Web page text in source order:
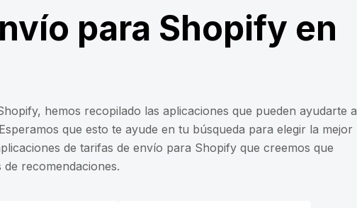
para Shopify en
hemos recopilado las aplicaciones que pueden ayudarte a
que esto te ayude en tu búsqueda para elegir la mejor
de tarifas de envío para Shopify que creemos que
recomendaciones.